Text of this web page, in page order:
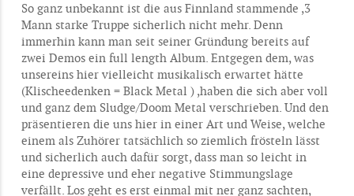
So ganz unbekannt ist die aus Finnland stammende ,3
Mann starke Truppe sicherlich nicht mehr. Denn
immerhin kann man seit seiner Gründung bereits auf
zwei Demos ein full length Album. Entgegen dem, was
unsereins hier vielleicht musikalisch erwartet hätte
(Klischeedenken = Black Metal ) ,haben die sich aber voll
und ganz dem Sludge/Doom Metal verschrieben. Und den
präsentieren die uns hier in einer Art und Weise, welche
einem als Zuhörer tatsächlich so ziemlich frösteln lässt
und sicherlich auch dafür sorgt, dass man so leicht in
eine depressive und eher negative Stimmungslage
verfällt. Los geht es erst einmal mit ner ganz sachten,